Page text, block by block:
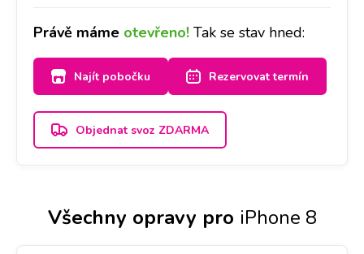
nebudeme. Při diagnostice záleží také na míře
poškození Vašeho iPhone 8, časově cca na 1-3 dny.
Právě máme otevřeno! Tak se stav hned:
Najít pobočku Rezervovat termín
Objednat svoz ZDARMA
Všechny opravy pro iPhone 8